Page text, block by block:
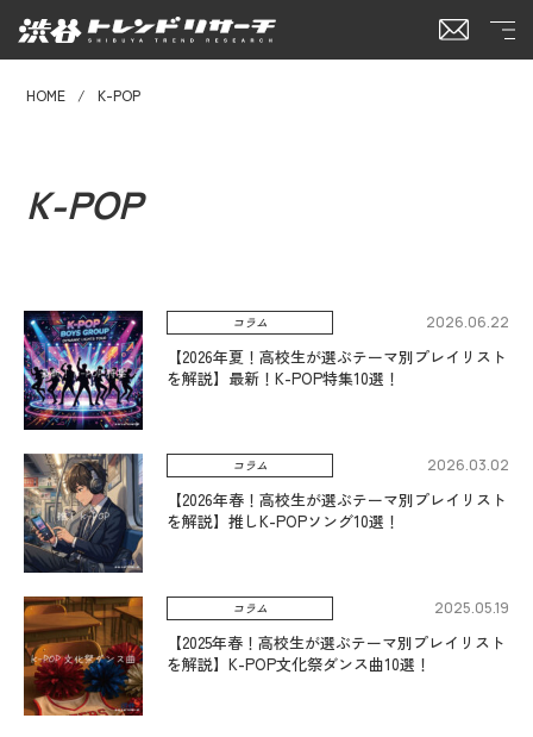
HOME K-POP
K-POP
コラム 2026.06.22
【2026年夏！高校生が選ぶテーマ別プレイリスト
を解説】最新！K-POP特集10選！
コラム 2026.03.02
【2026年春！高校生が選ぶテーマ別プレイリスト
を解説】️️推しK-POPソング10選！
コラム 2025.05.19
【2025年春！高校生が選ぶテーマ別プレイリスト
を解説】K-POP文化祭ダンス曲10選！